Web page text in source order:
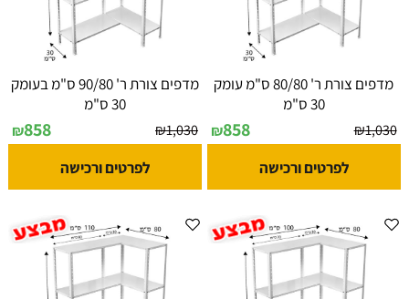
מדפים צורת ר' 80/80 ס"מ עומק
30 ס"מ
₪1,030
₪858
לפרטים ורכישה
מדפים צורת ר' 90/80 ס"מ בעומק
30 ס"מ
₪1,030
₪858
לפרטים ורכישה